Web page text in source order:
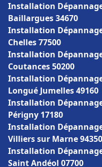
Installation
Baillargues 34670
Installation
Chelles 77500
Installation
Coutances 50200
Installation
Longué Jumelles 49160
Installation
Périgny 17180
Installation
Villiers sur Marne 94350
Installation
Saint Andéol 07700